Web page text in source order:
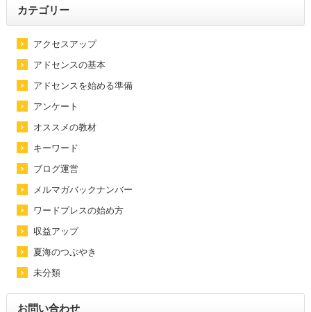
カテゴリー
アクセスアップ
アドセンスの基本
アドセンスを始める準備
アンケート
オススメの教材
キーワード
ブログ運営
メルマガバックナンバー
ワードプレスの始め方
収益アップ
夏海のつぶやき
未分類
お問い合わせ